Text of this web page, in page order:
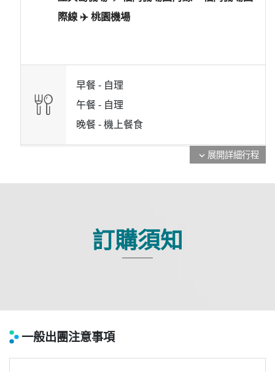
際線 ✈️ 桃園機場
早餐 - 自理
午餐 - 自理
晚餐 -機上餐食
expand_more 展開詳細行程
訂購須知
一般出團注意事項